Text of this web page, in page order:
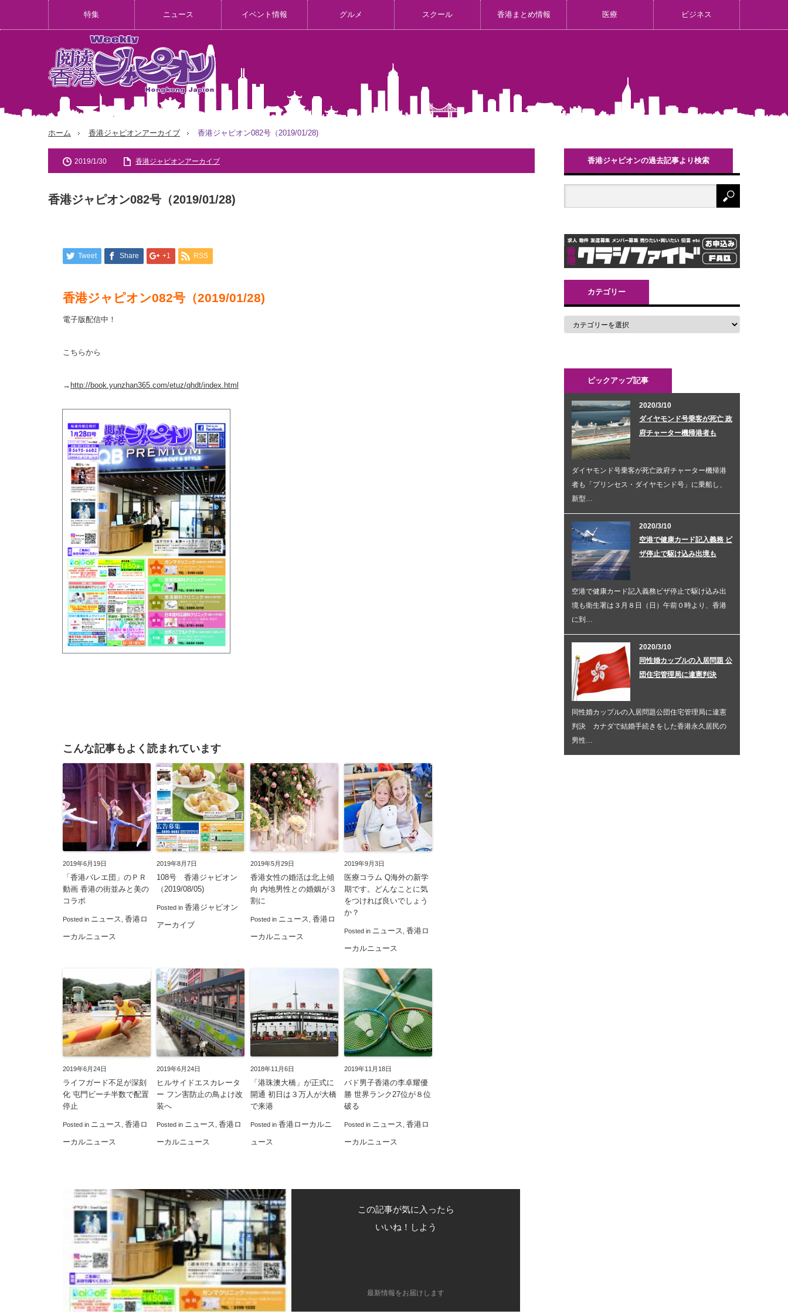
特集 ニュース イベント情報 グルメ スクール 香港まとめ情報 医療 ビジネス
ホーム 香港ジャピオンアーカイブ 香港ジャピオン082号（2019/01/28)
2019/1/30 香港ジャピオンアーカイブ
香港ジャピオン082号（2019/01/28)
Tweet Share +1 RSS
香港ジャピオン082号（2019/01/28)
電子版配信中！
こちらから
→ http://book.yunzhan365.com/etuz/qhdt/index.html
こんな記事もよく読まれています
2019年6月19日
「香港バレエ団」のＰＲ
動画 香港の街並みと美の
コラボ
Posted in ニュース 香港ロ
ーカルニュース
2019年8月7日
108号 香港ジャピオン
（2019/08/05)
Posted in 香港ジャピオン
アーカイブ
2019年5月29日
香港女性の婚活は北上傾
向 内地男性との婚姻が３
割に
Posted in ニュース 香港ロ
ーカルニュース
2019年9月3日
医療コラム Q海外の新学
期です。どんなことに気
をつければ良いでしょう
か？
Posted in ニュース 香港ロ
ーカルニュース
2019年6月24日
ライフガード不足が深刻
化 屯門ビーチ半数で配置
停止
Posted in ニュース 香港ロ
ーカルニュース
2019年6月24日
ヒルサイドエスカレータ
ー フン害防止の鳥よけ改
装へ
Posted in ニュース 香港ロ
ーカルニュース
2018年11月6日
「港珠澳大橋」が正式に
開通 初日は３万人が大橋
で来港
Posted in 香港ローカルニ
ュース
2019年11月18日
バド男子香港の李卓耀優
勝 世界ランク27位が８位
破る
Posted in ニュース 香港ロ
ーカルニュース
この記事が気に入ったら
いいね！しよう
最新情報をお届けします
香港ジャピオンの過去記事より検索
カテゴリー
ピックアップ記事
2020/3/10
ダイヤモンド号乗客が死亡 政
府チャーター機帰港者も
ダイヤモンド号乗客が死亡政府チャーター機帰港
者も「プリンセス・ダイヤモンド号」に乗船し、
新型…
2020/3/10
空港で健康カード記入義務 ビ
ザ停止で駆け込み出境も
空港で健康カード記入義務ビザ停止で駆け込み出
境も衛生署は３月８日（日）午前０時より、香港
に到…
2020/3/10
同性婚カップルの入居問題 公
団住宅管理局に違憲判決
同性婚カップルの入居問題公団住宅管理局に違憲
判決 カナダで結婚手続きをした香港永久居民の
男性…